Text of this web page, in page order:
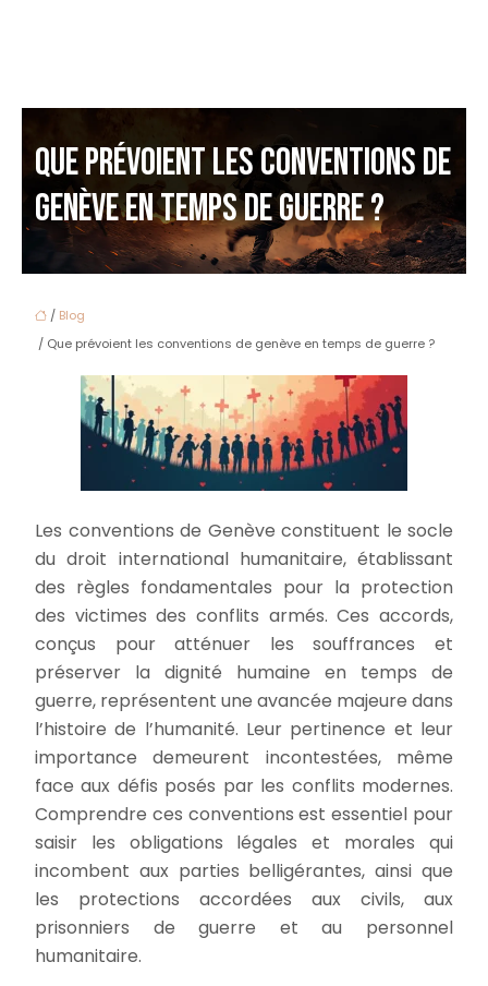
QUE PRÉVOIENT LES CONVENTIONS DE
GENÈVE EN TEMPS DE GUERRE ?
/ Blog
/ Que prévoient les conventions de genève en temps de guerre ?
Les conventions de Genève constituent le socle
du droit international humanitaire, établissant
des règles fondamentales pour la protection
des victimes des conflits armés. Ces accords,
conçus pour atténuer les souffrances et
préserver la dignité humaine en temps de
guerre, représentent une avancée majeure dans
l’histoire de l’humanité. Leur pertinence et leur
importance demeurent incontestées, même
face aux défis posés par les conflits modernes.
Comprendre ces conventions est essentiel pour
saisir les obligations légales et morales qui
incombent aux parties belligérantes, ainsi que
les protections accordées aux civils, aux
prisonniers de guerre et au personnel
humanitaire.